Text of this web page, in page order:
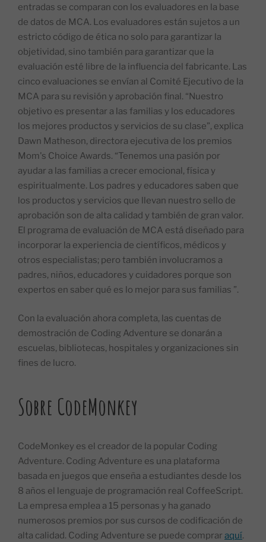
entradas se comparan con los evaluadores en la base
de datos de MCA. Los evaluadores están sujetos a un
estricto código de ética no solo para garantizar la
objetividad, sino también para garantizar que la
evaluación esté libre de la influencia del fabricante. Las
cinco evaluaciones se envían al Comité Ejecutivo de la
MCA para su revisión y aprobación final. “Nuestro
objetivo es presentar a las familias y los educadores
los mejores productos y servicios de su clase”, explica
Dawn Matheson, directora ejecutiva de los premios
Mom's Choice Awards. “Tenemos una pasión por
ayudar a las familias a crecer emocional, física y
espiritualmente. Los padres y educadores saben que
los productos y servicios que llevan nuestro sello de
aprobación son de alta calidad y también de gran valor.
El programa de evaluación de MCA está diseñado para
incorporar la experiencia de científicos, médicos y
otros especialistas; pero también involucramos a
padres, niños, educadores y cuidadores porque son
expertos en saber qué es lo mejor para sus familias ”.
Con la evaluación ahora completa, las cuentas de
demostración de Coding Adventure se donarán a
escuelas, bibliotecas, hospitales y organizaciones sin
fines de lucro.
Sobre CodeMonkey
CodeMonkey es el creador de la popular Coding
Adventure. Coding Adventure es una plataforma
basada en juegos que enseña a estudiantes desde los
8 años el lenguaje de programación real CoffeeScript.
La empresa emplea a 15 personas y ha ganado
numerosos premios por sus cursos de codificación de
alta calidad. Coding Adventure se puede comprar aquí.